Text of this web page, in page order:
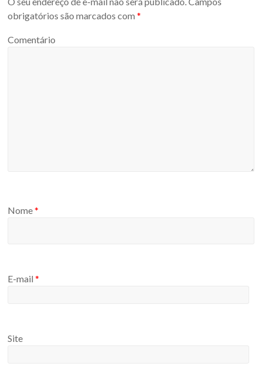
obrigatórios são marcados com*
Comentário
Nome*
E-mail*
Site